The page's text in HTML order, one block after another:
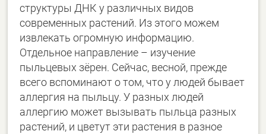
структуры ДНК у различных видов
современных растений. Из этого можем
извлекать огромную информацию.
Отдельное направление – изучение
пыльцевых зёрен. Сейчас, весной, прежде
всего вспоминают о том, что у людей бывает
аллергия на пыльцу. У разных людей
аллергию может вызывать пыльца разных
растений, и цветут эти растения в разное